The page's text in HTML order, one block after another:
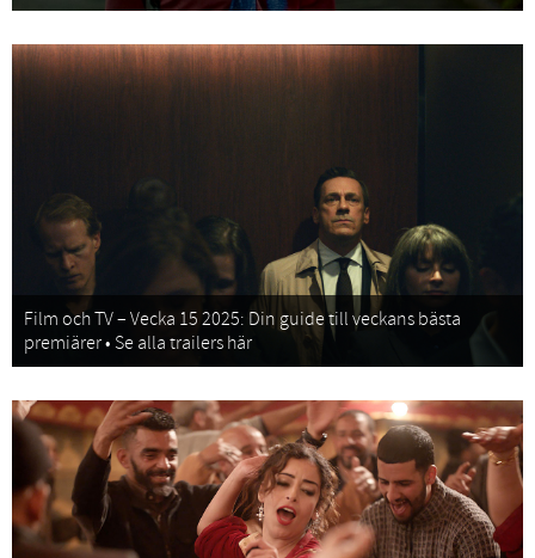
Film och TV – Vecka 15 2025: Din guide till veckans bästa
premiärer • Se alla trailers här